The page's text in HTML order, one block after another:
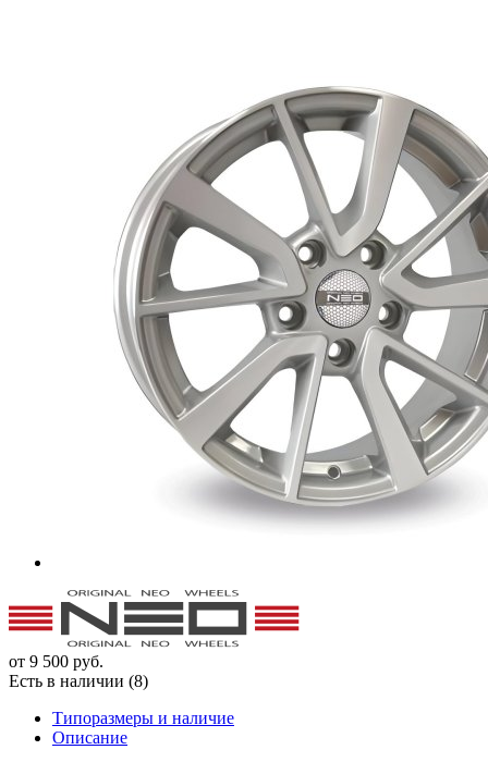
от 9 500 руб.
Есть в наличии (8)
Типоразмеры и наличие
Описание